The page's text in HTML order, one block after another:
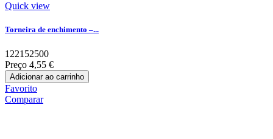
Quick view
Torneira de enchimento –...
122152500
Preço 4,55 €
Adicionar ao carrinho
Favorito
Comparar